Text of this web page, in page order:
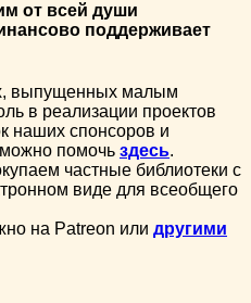
от всей души
поддерживает
выпущенных малым
в реализации проектов
наших спонсоров и
помочь здесь.
частные библиотеки с
виде для всеобщего
на Patreon или другими